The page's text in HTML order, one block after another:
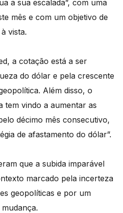
a sua escalada”, com uma
mês e com um objetivo de
vista.
a cotação está a ser
do dólar e pela crescente
Além disso, o
tem vindo a aumentar as
décimo mês consecutivo,
de afastamento do dólar”.
que a subida imparável
marcado pela incerteza
geopolíticas e por um